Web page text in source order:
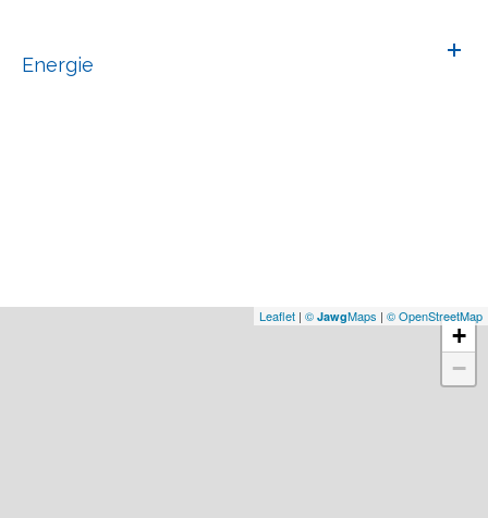
Energie
+
−
Leaflet | © JawgMaps | © OpenStreetMap